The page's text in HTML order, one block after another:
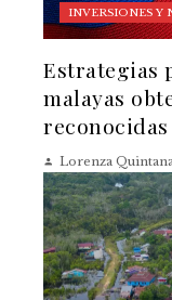
INVERSIONES Y
Estrategias
malayas
Lorenza Quintana